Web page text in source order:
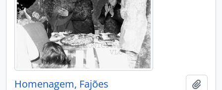
Homenagem, Fajões